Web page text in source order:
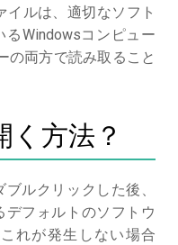
イルは、適切なソフト
Windowsコンピュー
の両方で読み取ること
く方法？
ルクリックした後、
フォルトのソフトウ
れが発生しない場合